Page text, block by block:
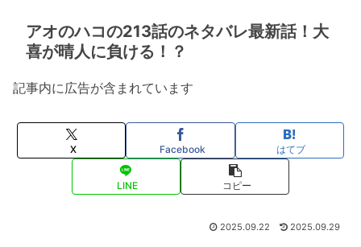
アオのハコの213話のネタバレ最新話！大
喜が晴人に負ける！？
記事内に広告が含まれています
X Facebook はてブ
LINE コピー
2025.09.22 2025.09.29